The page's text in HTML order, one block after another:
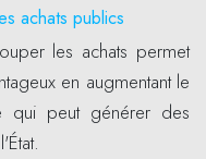
achats publics
les achats permet
en augmentant le
qui peut générer des